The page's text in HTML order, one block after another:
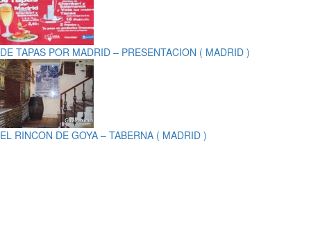
DE TAPAS POR MADRID – PRESENTACION ( MADRID )
EL RINCON DE GOYA – TABERNA ( MADRID )